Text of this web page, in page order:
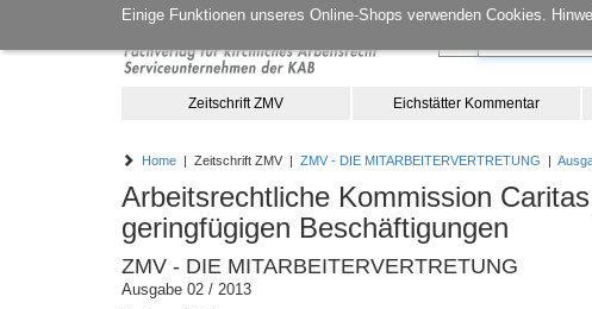
Einige Funktionen unseres Online-Shops verwenden Cookies.
Zeitschrift ZMV Eichstätter Kommentar
Home | Zeitschrift ZMV | ZMV - DIE MITARBEITERVERTRETUNG |
Arbeitsrechtliche Kommission
geringfügigen Beschäftigungen
ZMV - DIE MITARBEITERVERTRETUNG
Ausgabe 02 / 2013